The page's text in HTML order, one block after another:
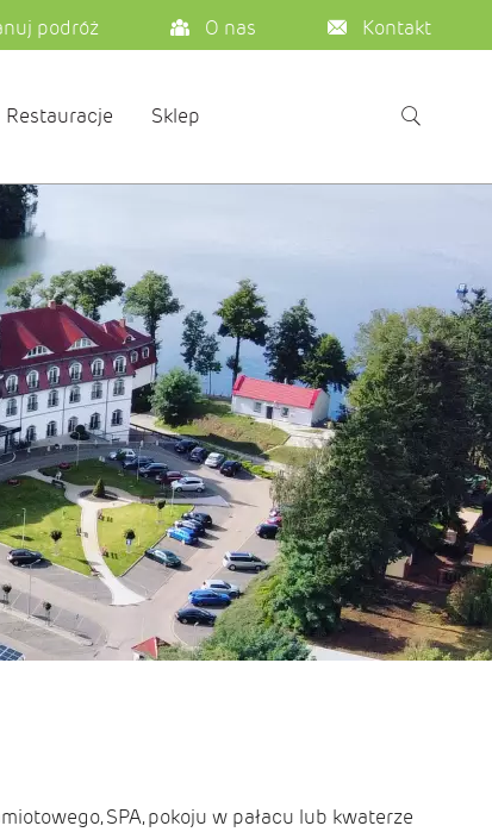
podróż O nas Kontakt
Restauracje Sklep
SPA, pokoju w pałacu lub kwaterze